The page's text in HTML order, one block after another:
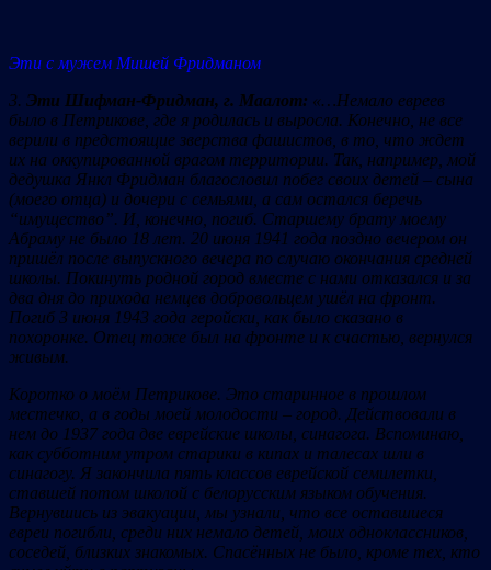
Эти с мужем Мишей Фридманом
3. Эти Шифман-Фридман, г. Маалот: «…Немало евреев
было в Петрикове, где я родилась и выросла. Конечно, не все
верили в предстоящие зверства фашистов, в то, что ждет
их на оккупированной врагом территории. Так, например, мой
дедушка Янкл Фридман благословил побег своих детей – сына
(моего отца) и дочери с семьями, а сам остался беречь
“имущество”. И, конечно, погиб. Старшему брату моему
Абраму не было 18 лет. 20 июня 1941 года поздно вечером он
пришёл после выпускного вечера по случаю окончания средней
школы. Покинуть родной город вместе с нами отказался и за
два дня до прихода немцев добровольцем ушёл на фронт.
Погиб 3 июня 1943 года геройски, как было сказано в
похоронке. Отец тоже был на фронте и к счастью, вернулся
живым.
Коротко о моём Петрикове. Это старинное в прошлом
местечко, а в годы моей молодости – город. Действовали в
нем до 1937 года две еврейские школы, синагога. Вспоминаю,
как субботним утром старики в кипах и талесах шли в
синагогу. Я закончила пять классов еврейской семилетки,
ставшей потом школой с белорусским языком обучения.
Вернувшись из эвакуации, мы узнали, что все оставшиеся
евреи погибли, среди них немало детей, моих одноклассников,
соседей, близких знакомых. Спасённых не было, кроме тех, кто